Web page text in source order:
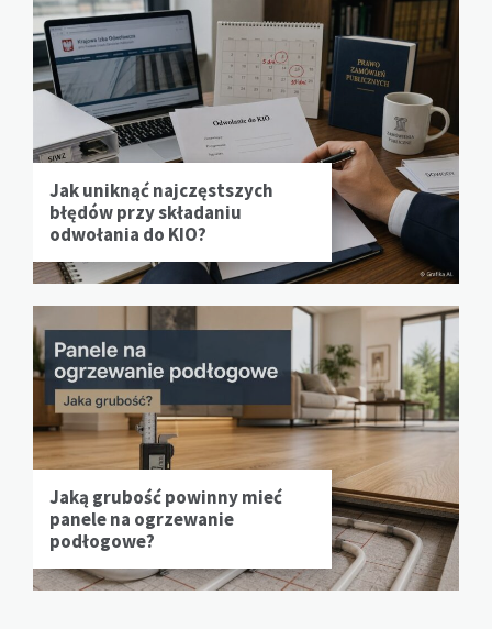
Jak uniknąć najczęstszych
błędów przy składaniu
odwołania do KIO?
Jaką grubość powinny mieć
panele na ogrzewanie
podłogowe?